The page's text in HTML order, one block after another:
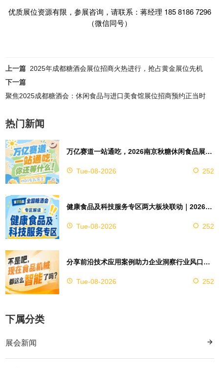
优质展位资源有限，参展咨询，请联系： 蒋经理 185 8186 7296
（微信同号）
上一篇 2025年成都糖酒会展位招商火热进行，抢占黄金展位先机
下一篇
聚焦2025成都糖酒会：休闲食品与进口美食馆展位招商预约正当时
热门新闻
万亿赛道一站通吃，2026南京秋糖休闲食品展区4万㎡超大展馆等你来占位
Tue-08-2026 252
健康食品及科技服务专区两大板块联动｜2026南京秋糖实现双向赋能助力企业对接技术资源
Tue-08-2026 252
分享前沿技术应用案例助力企业洞察行业风口，2026南京秋糖9号馆赋能创新
Tue-08-2026 252
下属分类
展会新闻